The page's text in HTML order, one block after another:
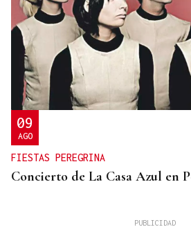
09
AGO
FIESTAS PEREGRINA
Concierto de La Casa Azul en